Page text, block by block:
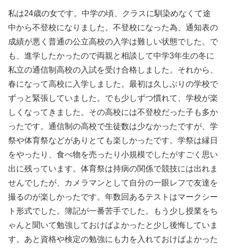
私は24歳の女です。中学の頃、クラスに馴染めなくて途
中から不登校になりました。不登校になった為、通知表の
成績が悪く普通の公立高校の入学は難しい状態でした。で
も、進学したかったので両親と相談して中学3年生の冬に
私立の通信制高校の入試を受け合格しました。それから、
春になって高校に入学しました。最初は久しぶりの学校で
ずっと緊張していました。でも少しずつ慣れて、学校が楽
しくなってきました。その高校には不登校だった子も多か
ったです。通信制の高校で生徒数は少なかったですが、学
祭や体育祭などがありとても楽しかったです。学祭は縁日
をやったり、食べ物を売ったり小規模でしたがすごく思い
出に残っています。体育祭は持病の関係で競技には出れま
せんでしたが、カメラマンとして自分の一眼レフで友達を
撮るのが楽しかったです。年数回あるテストはマークシー
ト形式でした。簿記が一番苦手でした。もう少し授業をち
ゃんと聞いて勉強しておけばよかったと少し後悔していま
す。あと資格や検定の勉強にも力を入れておけばよかった